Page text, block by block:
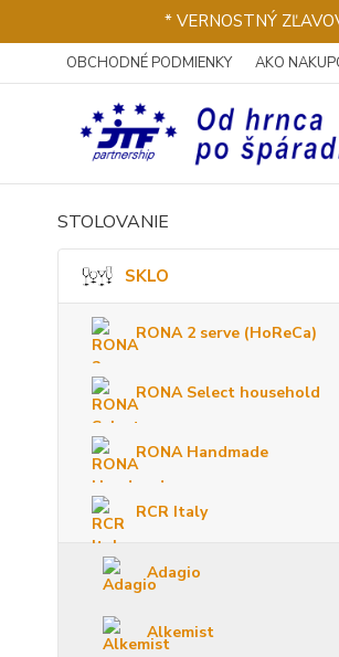
* VERNOSTNÝ
OBCHODNÉ PODMIENKY AKO
STOLOVANIE
SKLO
RONA 2 serve (HoReCa)
RONA Select household
RONA Handmade
RCR Italy
Adagio
Alkemist